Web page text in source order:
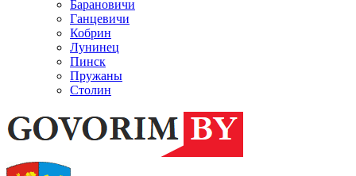
Барановичи
Ганцевичи
Кобрин
Лунинец
Пинск
Пружаны
Столин